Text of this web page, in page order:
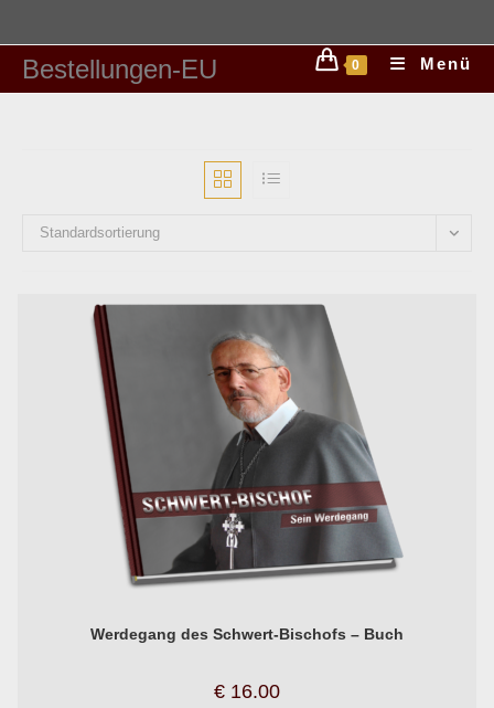
Bestellungen-EU 0 Menü
Standardsortierung
Werdegang des Schwert-Bischofs – Buch
€ 16.00